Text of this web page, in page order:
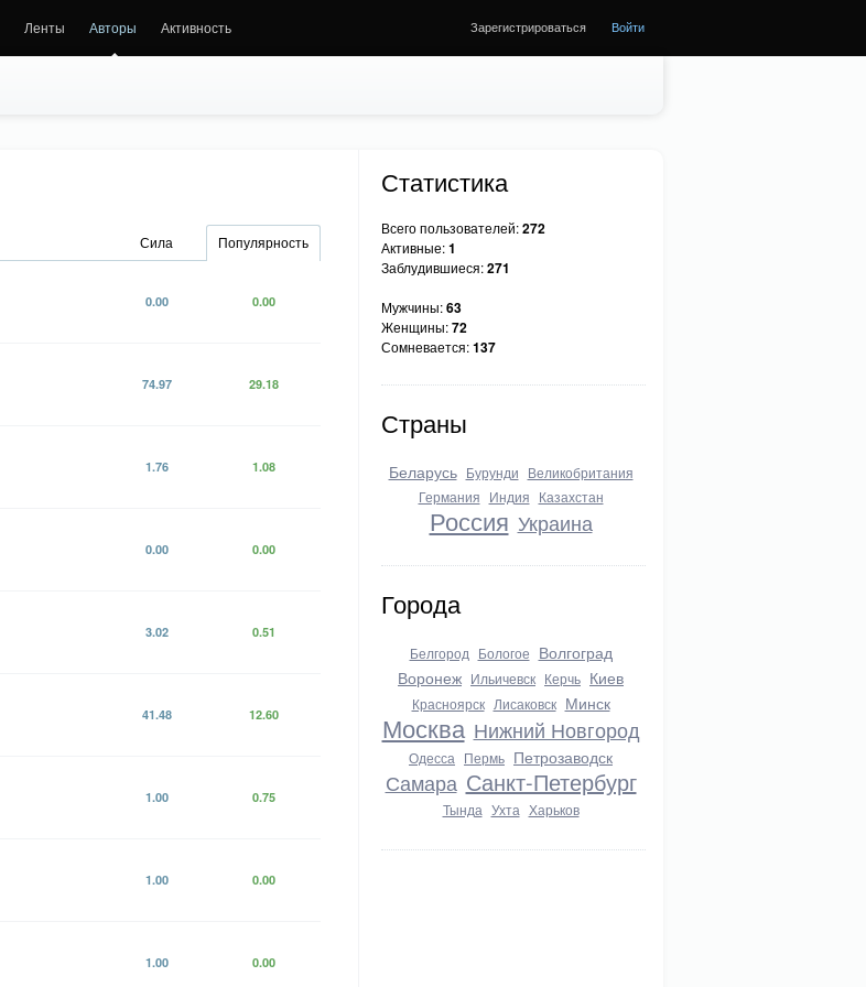
Ленты Авторы Активность Зарегистрироваться Войти
Статистика
Всего пользователей:272
Активные:1
Заблудившиеся:271
Мужчины:63
Женщины:72
Сомневается:137
Страны
Беларусь Бурунди Великобритания
Германия Индия Казахстан
Россия Украина
Города
Белгород Бологое Волгоград
Воронеж Ильичевск Керчь Киев
Красноярск Лисаковск Минск
Москва Нижний Новгород
Одесса Пермь Петрозаводск
Самара Санкт-Петербург
Тында Ухта Харьков
Сила Популярность
0.00 0.00
74.97 29.18
1.76 1.08
0.00 0.00
3.02 0.51
41.48 12.60
1.00 0.75
1.00 0.00
1.00 0.00